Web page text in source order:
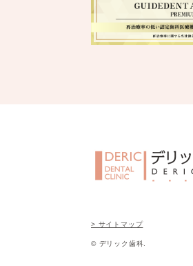
> サイトマップ
© デリック歯科.